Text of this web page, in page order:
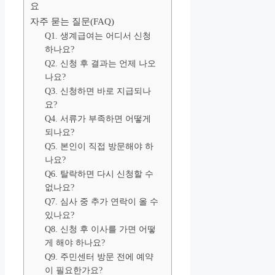
요
자주 묻는 질문(FAQ)
Q1. 생계급여는 어디서 신청
하나요?
Q2. 신청 후 결과는 언제 나오
나요?
Q3. 신청하면 바로 지급되나
요?
Q4. 서류가 부족하면 어떻게
되나요?
Q5. 본인이 직접 방문해야 하
나요?
Q6. 탈락하면 다시 신청할 수
없나요?
Q7. 심사 중 추가 연락이 올 수
있나요?
Q8. 신청 후 이사를 가면 어떻
게 해야 하나요?
Q9. 주민센터 방문 전에 예약
이 필요한가요?